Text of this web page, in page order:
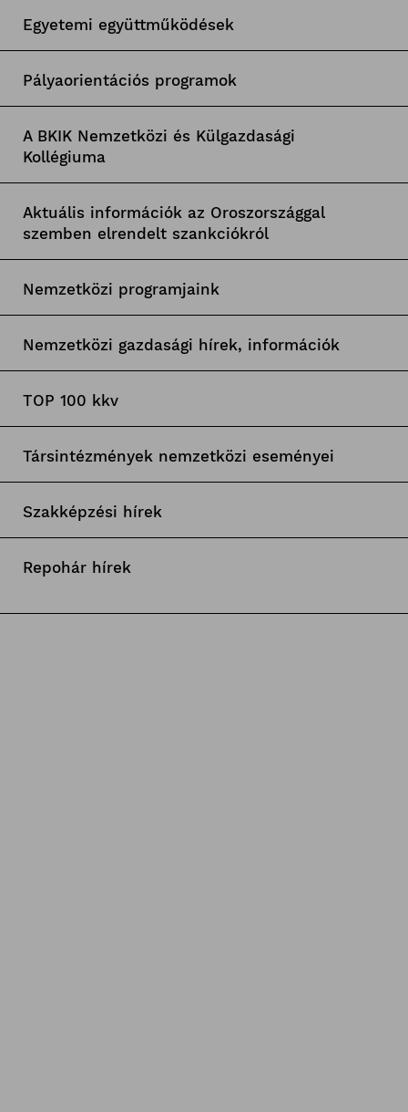
Egyetemi együttműködések
Pályaorientációs programok
A BKIK Nemzetközi és Külgazdasági
Kollégiuma
Aktuális információk az Oroszországgal
szemben elrendelt szankciókról
Nemzetközi programjaink
Nemzetközi gazdasági hírek, információk
TOP 100 kkv
Társintézmények nemzetközi eseményei
Szakképzési hírek
Repohár hírek